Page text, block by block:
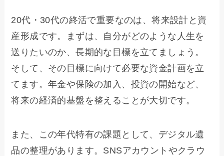
20代・30代の終活で重要なのは、将来設計と資
産形成です。まずは、自分がどのような人生を
送りたいのか、長期的な目標を立てましょう。
そして、その目標に向けて必要な資金計画を立
てます。年金や保険の加入、投資の開始など、
将来の経済的基盤を整えることが大切です。
また、この年代特有の課題として、デジタル遺
品の整理があります。SNSアカウントやクラウ